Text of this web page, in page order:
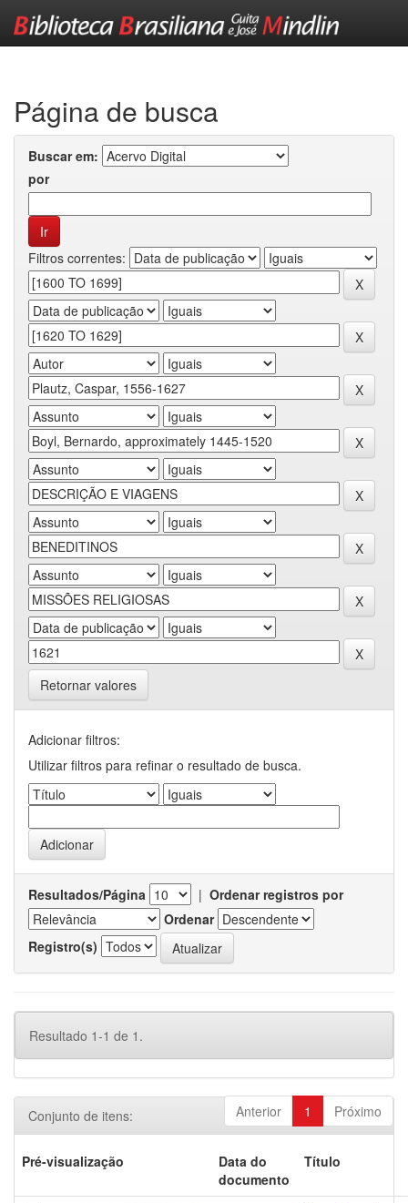
Página de busca
Buscar em:
por
Filtros correntes:
Retornar valores
Adicionar filtros:
Utilizar filtros para refinar o resultado de busca.
Resultados/Página | Ordenar registros por
Ordenar
Registro(s)
Resultado 1-1 de 1.
Anterior 1 Próximo
Conjunto de itens:
Pré-visualização
Data do
documento
Título